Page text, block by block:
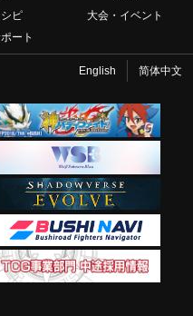
ピ
大会・イベント
ート
English 简体中文